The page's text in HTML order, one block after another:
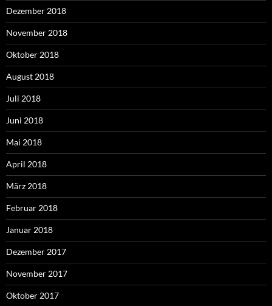
Dezember 2018
November 2018
Oktober 2018
August 2018
Juli 2018
Juni 2018
Mai 2018
April 2018
März 2018
Februar 2018
Januar 2018
Dezember 2017
November 2017
Oktober 2017